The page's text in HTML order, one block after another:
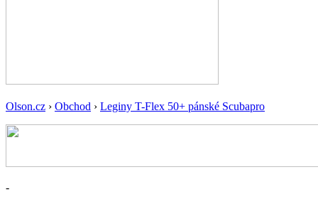
Olson.cz › Obchod › Leginy T-Flex 50+ pánské Scubapro
-